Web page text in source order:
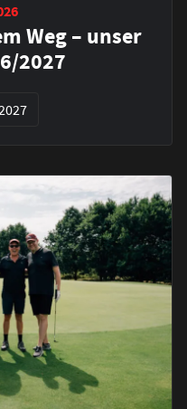
Weg – unser
2027